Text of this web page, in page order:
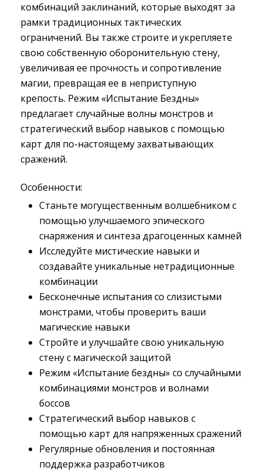
комбинаций заклинаний, которые выходят за
рамки традиционных тактических
ограничений. Вы также строите и укрепляете
свою собственную оборонительную стену,
увеличивая ее прочность и сопротивление
магии, превращая ее в неприступную
крепость. Режим «Испытание Бездны»
предлагает случайные волны монстров и
стратегический выбор навыков с помощью
карт для по-настоящему захватывающих
сражений.
Особенности:
Станьте могущественным волшебником с
помощью улучшаемого эпического
снаряжения и синтеза драгоценных камней
Исследуйте мистические навыки и
создавайте уникальные нетрадиционные
комбинации
Бесконечные испытания со слизистыми
монстрами, чтобы проверить ваши
магические навыки
Стройте и улучшайте свою уникальную
стену с магической защитой
Режим «Испытание бездны» со случайными
комбинациями монстров и волнами
боссов
Стратегический выбор навыков с
помощью карт для напряженных сражений
Регулярные обновления и постоянная
поддержка разработчиков